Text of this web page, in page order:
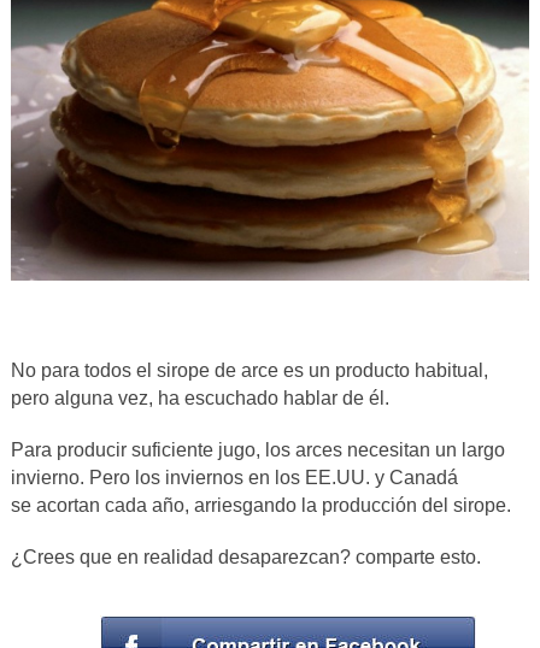
No para todos el sirope de arce es un producto habitual,
pero alguna vez, ha escuchado hablar de él.
Para producir suficiente jugo, los arces necesitan un largo
invierno. Pero los inviernos en los EE.UU. y Canadá
se acortan cada año, arriesgando la producción del sirope.
¿Crees que en realidad desaparezcan? comparte esto.